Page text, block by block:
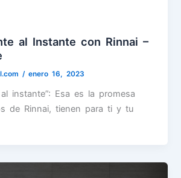
al Instante con Rinnai –
/enero 16, 2023
instante”: Esa es la promesa
de Rinnai, tienen para ti y tu